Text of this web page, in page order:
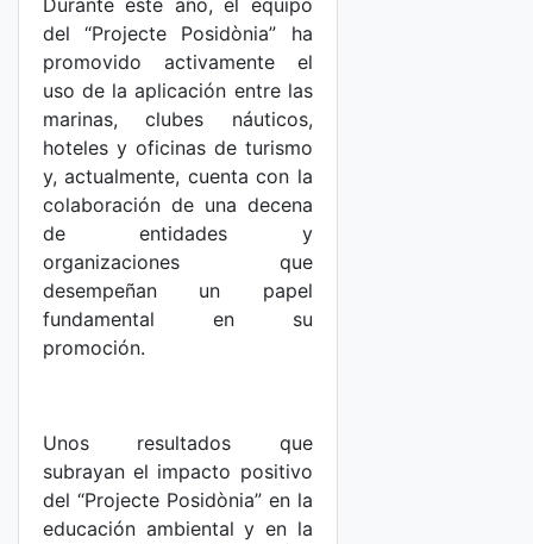
Durante este año, el equipo
del “Projecte Posidònia” ha
promovido activamente el
uso de la aplicación entre las
marinas, clubes náuticos,
hoteles y oficinas de turismo
y, actualmente, cuenta con la
colaboración de una decena
de entidades y
organizaciones que
desempeñan un papel
fundamental en su
promoción.
Unos resultados que
subrayan el impacto positivo
del “Projecte Posidònia” en la
educación ambiental y en la